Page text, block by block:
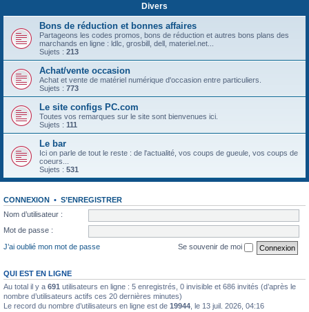
Divers
Bons de réduction et bonnes affaires
Partageons les codes promos, bons de réduction et autres bons plans des
marchands en ligne : ldlc, grosbill, dell, materiel.net...
Sujets : 213
Achat/vente occasion
Achat et vente de matériel numérique d'occasion entre particuliers.
Sujets : 773
Le site configs PC.com
Toutes vos remarques sur le site sont bienvenues ici.
Sujets : 111
Le bar
Ici on parle de tout le reste : de l'actualité, vos coups de gueule, vos coups de
coeurs...
Sujets : 531
CONNEXION • S’ENREGISTRER
Nom d’utilisateur :
Mot de passe :
J’ai oublié mon mot de passe
Se souvenir de moi
QUI EST EN LIGNE
Au total il y a 691 utilisateurs en ligne : 5 enregistrés, 0 invisible et 686 invités (d’après le
nombre d’utilisateurs actifs ces 20 dernières minutes)
Le record du nombre d’utilisateurs en ligne est de 19944 , le 13 juil. 2026, 04:16